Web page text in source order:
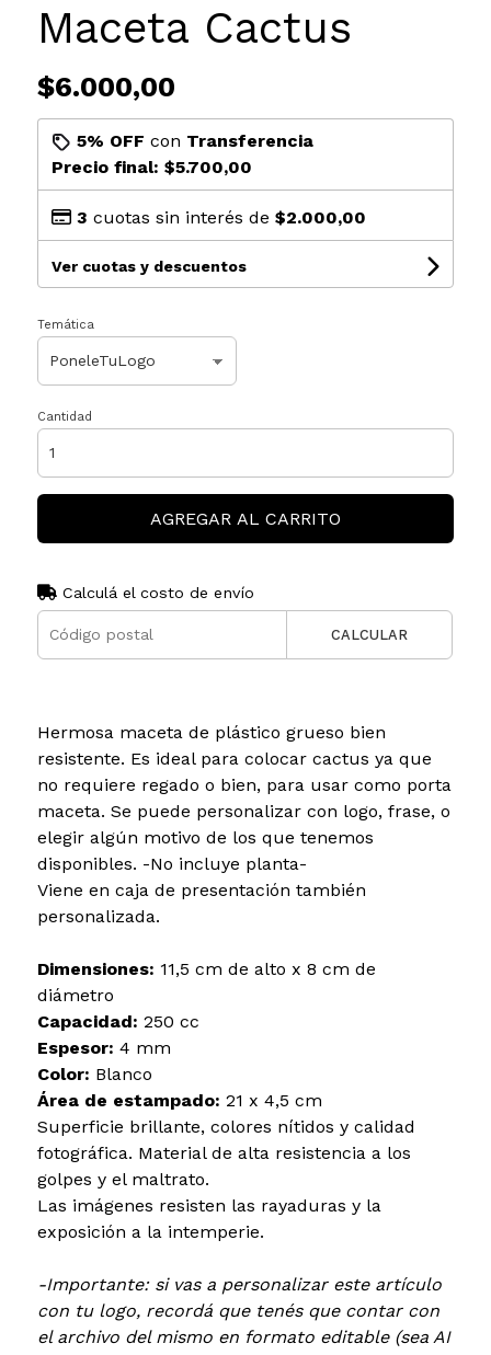
Maceta Cactus
$6.000,00
5% OFF con Transferencia
Precio final: $5.700,00
3 cuotas sin interés de $2.000,00
Ver cuotas y descuentos
Temática
Cantidad
AGREGAR AL CARRITO
Calculá el costo de envío
CALCULAR
Hermosa maceta de plástico grueso bien
resistente. Es ideal para colocar cactus ya que
no requiere regado o bien, para usar como porta
maceta. Se puede personalizar con logo, frase, o
elegir algún motivo de los que tenemos
disponibles. -No incluye planta-
Viene en caja de presentación también
personalizada.
Dimensiones: 11,5 cm de alto x 8 cm de
diámetro
Capacidad: 250 cc
Espesor: 4 mm
Color: Blanco
Área de estampado: 21 x 4,5 cm
Superficie brillante, colores nítidos y calidad
fotográfica. Material de alta resistencia a los
golpes y el maltrato.
Las imágenes resisten las rayaduras y la
exposición a la intemperie.
-Importante: si vas a personalizar este artículo
con tu logo, recordá que tenés que contar con
el archivo del mismo en formato editable (sea AI